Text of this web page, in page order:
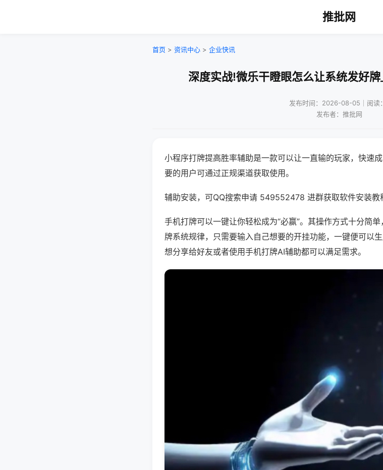
推批网
首页 > 资讯中心 > 企业快讯
深度实战!微乐干瞪眼怎么让系统发好
发布时间：2026-08-05｜阅读
发布者：推批网
小程序打牌提高胜率辅助是一款可以让一直输的玩家，快速
要的用户可通过正规渠道获取使用。
辅助安装，可QQ搜索申请 549552478 进群获取软件安装教
手机打牌可以一键让你轻松成为“必赢”。其操作方式十分简
牌系统规律，只需要输入自己想要的开挂功能，一键便可以
想分享给好友或者使用手机打牌AI辅助都可以满足需求。